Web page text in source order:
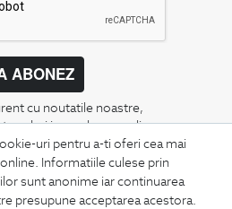
uri pentru a-ti oferi cea mai
Informatiile culese prin
sunt anonime iar continuarea
presupune acceptarea acestora.
ABONEZ
cu noutatile noastre,
in moda masculina.
si conditii